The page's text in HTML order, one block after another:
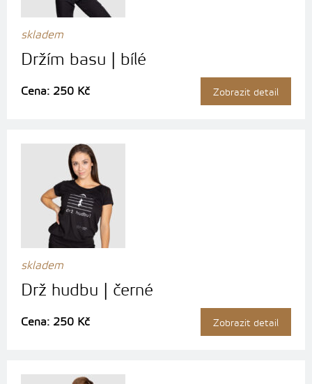
skladem
Držím basu | bílé
Cena: 250 Kč Zobrazit detail
skladem
Drž hudbu | černé
Cena: 250 Kč Zobrazit detail